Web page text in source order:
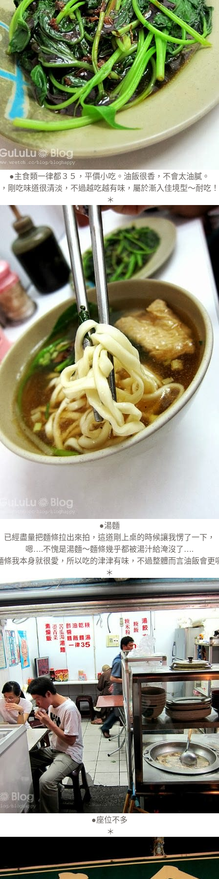
●主食類一律都３５，平價小吃。油飯很香，不會太油膩。
剛吃味道很清淡，不過越吃越有味，屬於漸入佳境型～耐吃
＊
●湯麵
已經盡量把麵條拉出來拍，這道剛上桌的時候讓我愣了一下，
嗯….不愧是湯麵～麵條幾乎都被湯汁給淹沒了….
條我本身就很愛，所以吃的津津有味，不過整體而言油飯會更
＊
●座位不多
＊